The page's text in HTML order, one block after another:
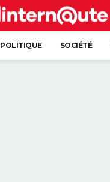
POLITIQUE SOCIÉTÉ